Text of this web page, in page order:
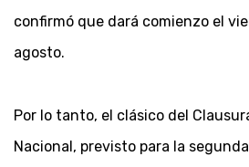
confirmó que dará comienzo el
agosto.
Por lo tanto, el clásico del
Nacional, previsto para la